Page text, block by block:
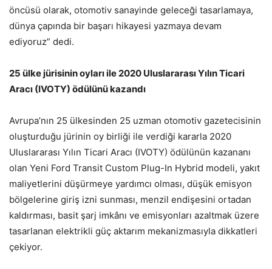
öncüsü olarak, otomotiv sanayinde geleceği tasarlamaya,
dünya çapında bir başarı hikayesi yazmaya devam
ediyoruz” dedi.
25 ülke jürisinin oyları ile 2020 Uluslararası Yılın Ticari
Aracı (IVOTY) ödülünü kazandı
Avrupa’nın 25 ülkesinden 25 uzman otomotiv gazetecisinin
oluşturduğu jürinin oy birliği ile verdiği kararla 2020
Uluslararası Yılın Ticari Aracı (IVOTY) ödülünün kazananı
olan Yeni Ford Transit Custom Plug-In Hybrid modeli, yakıt
maliyetlerini düşürmeye yardımcı olması, düşük emisyon
bölgelerine giriş izni sunması, menzil endişesini ortadan
kaldırması, basit şarj imkânı ve emisyonları azaltmak üzere
tasarlanan elektrikli güç aktarım mekanizmasıyla dikkatleri
çekiyor.